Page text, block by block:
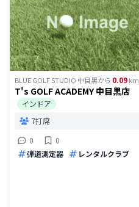
BLUE GOLF STUDIO 中目黒から 0.09km
T's GOLF ACADEMY 中目黒店
インドア
7打席
0
0
弾道測定器
レンタルクラブ